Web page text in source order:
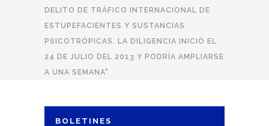
DELITO DE TRÁFICO INTERNACIONAL DE
ESTUPEFACIENTES Y SUSTANCIAS
PSICOTRÓPICAS. LA DILIGENCIA INICIÓ EL
24 DE JULIO DEL 2013 Y PODRÍA AMPLIARSE
A UNA SEMANA"
BOLETINES